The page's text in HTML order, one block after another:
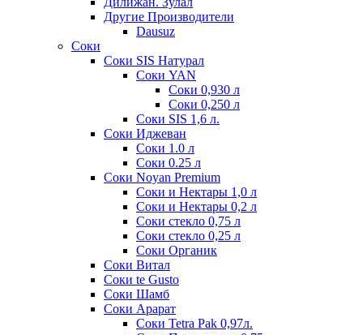
Другие Производители
Dausuz
Соки
Соки SIS Натурал
Соки YAN
Соки 0,930 л
Соки 0,250 л
Соки SIS 1,6 л.
Соки Иджеван
Соки 1.0 л
Соки 0.25 л
Соки Noyan Premium
Соки и Нектары 1,0 л
Соки и Нектары 0,2 л
Соки стекло 0,75 л
Соки стекло 0,25 л
Соки Органик
Соки Витал
Соки te Gusto
Соки Шамб
Соки Арарат
Соки Tetra Pak 0,97л.